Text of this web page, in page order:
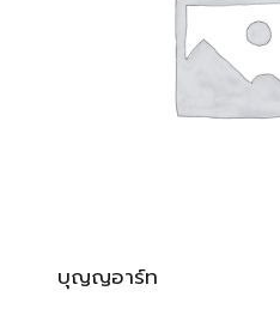
บุญญอาร์ท